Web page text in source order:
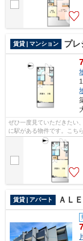
賃貸 | マンション プレ
ぜひ一度見ていただきたい
に駅がある物件です。こち
はエレベーター付きです。
賃貸 | アパート ＡＬ